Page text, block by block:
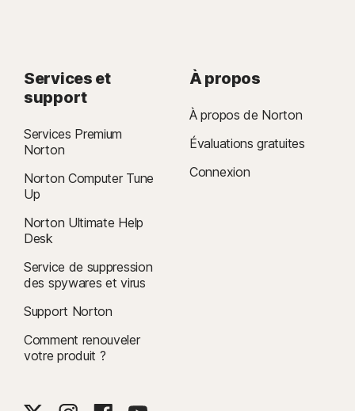
l'abonnement choisi. Par défaut, la fonctionnalité examine uniquement
votre adresse électronique et commence l'analyse immédiatement.
Connectez-vous à votre compte pour saisir davantage d'informations à
des fins de surveillance.
Services et
support
Services Premium
Norton
Norton Computer Tune
Up
Norton Ultimate Help
Desk
Service de suppression
des spywares et virus
Support Norton
Comment renouveler
votre produit ?
À propos
À propos de Norton
Évaluations gratuites
Connexion